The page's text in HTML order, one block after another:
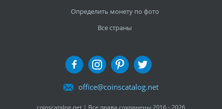
Определить монету по фото
Все страны
office@coinscatalog.net
coinscatalog.net | Все права сохранены 2016 - 2026